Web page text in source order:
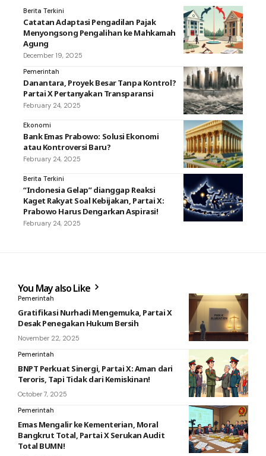
Berita Terkini
Catatan Adaptasi Pengadilan Pajak
Menyongsong Pengalihan ke Mahkamah
Agung
December 19, 2025
Pemerintah
Danantara, Proyek Besar Tanpa Kontrol?
Partai X Pertanyakan Transparansi
February 24, 2025
Ekonomi
Bank Emas Prabowo: Solusi Ekonomi
atau Kontroversi Baru?
February 24, 2025
Berita Terkini
“Indonesia Gelap” dianggap Reaksi
Kaget Rakyat Soal Kebijakan, Partai X:
Prabowo Harus Dengarkan Aspirasi!
February 24, 2025
You May also Like
Pemerintah
Gratifikasi Nurhadi Mengemuka, Partai X
Desak Penegakan Hukum Bersih
November 22, 2025
Pemerintah
BNPT Perkuat Sinergi, Partai X: Aman dari
Teroris, Tapi Tidak dari Kemiskinan!
October 7, 2025
Pemerintah
Emas Mengalir ke Kementerian, Moral
Bangkrut Total, Partai X Serukan Audit
Total BUMN!